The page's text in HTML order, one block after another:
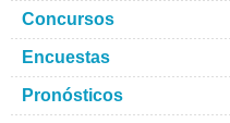
Concursos
Encuestas
Pronósticos